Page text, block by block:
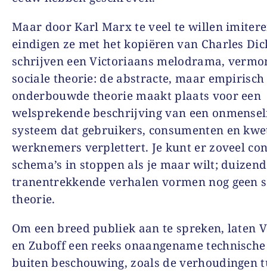
Maar door Karl Marx te veel te willen
eindigen ze met het kopiëren van Charles
schrijven een Victoriaans melodrama,
sociale theorie: de abstracte, maar empirisch
onderbouwde theorie maakt plaats voor een
welsprekende beschrijving van een
systeem dat gebruikers, consumenten en
werknemers verplettert. Je kunt er zoveel
schema’s in stoppen als je maar wilt; duizend
tranentrekkende verhalen vormen nog geen
theorie.
Om een breed publiek aan te spreken, laten
en Zuboff een reeks onaangename
buiten beschouwing, zoals de verhoudingen